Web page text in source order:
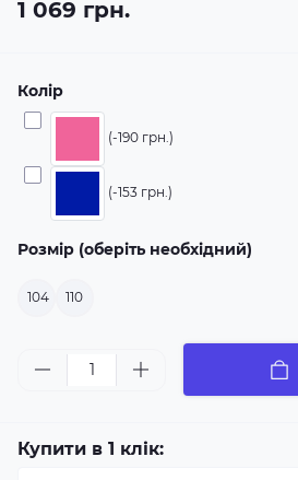
1 069 грн.
Колір
(-190 грн.)
(-153 грн.)
Розмір (оберіть необхідний)
104 110
Купити в 1 клік: